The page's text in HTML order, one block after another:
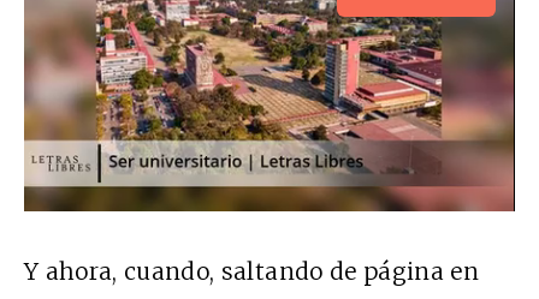
Y ahora, cuando, saltando de página en